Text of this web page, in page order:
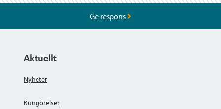
Ge respons
Aktuellt
Nyheter
Kungörelser